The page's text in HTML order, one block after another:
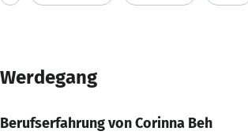
Werdegang
Berufserfahrung von Corinna Beh